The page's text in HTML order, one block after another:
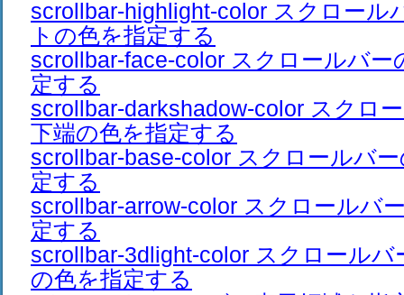
scrollbar-highlight-color スクロール
トの色を指定する
scrollbar-face-color スクロールバー
定する
scrollbar-darkshadow-color スクロ
下端の色を指定する
scrollbar-base-color スクロールバ
定する
scrollbar-arrow-color スクロールバ
定する
scrollbar-3dlight-color スクロールバ
の色を指定する